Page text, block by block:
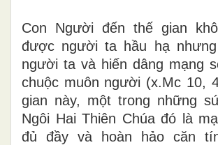
Con Người đến thế gian
được người ta hầu hạ
người ta và hiến dâng mạng
chuộc muôn người (x.Mc 10,
gian này, một trong những
Ngôi Hai Thiên Chúa đó là
đủ đầy và hoàn hảo căn